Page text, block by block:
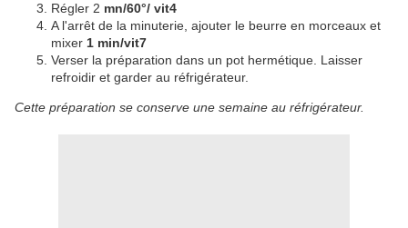
Régler 2 mn/60°/ vit4
A l'arrêt de la minuterie, ajouter le beurre en morceaux et
mixer 1 min/vit7
Verser la préparation dans un pot hermétique. Laisser
refroidir et garder au réfrigérateur.
Cette préparation se conserve une semaine au réfrigérateur.